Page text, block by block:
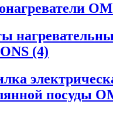
(4)
посуды